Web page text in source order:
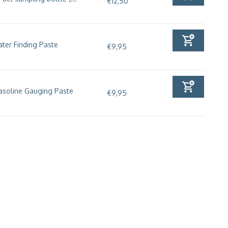
Finding Paste €9,95
Gauging Paste €9,95